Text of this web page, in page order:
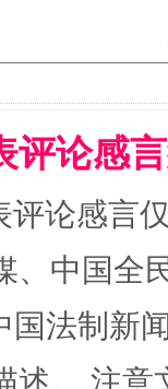
评论感
评论感言
、中国全
国法制新
述。 注